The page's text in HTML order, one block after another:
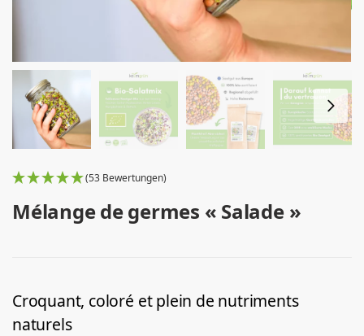
(53 Bewertungen)
Mélange de germes « Salade »
Croquant, coloré et plein de nutriments
naturels